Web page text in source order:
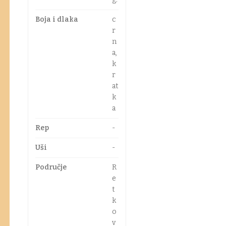
Boja i dlaka
c
r
n
a,
k
r
at
k
a
Rep -
Uši -
Područje
R
e
t
k
o
v